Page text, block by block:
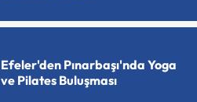
Efeler'den Pınarbaşı'nda Yoga
ve Pilates Buluşması